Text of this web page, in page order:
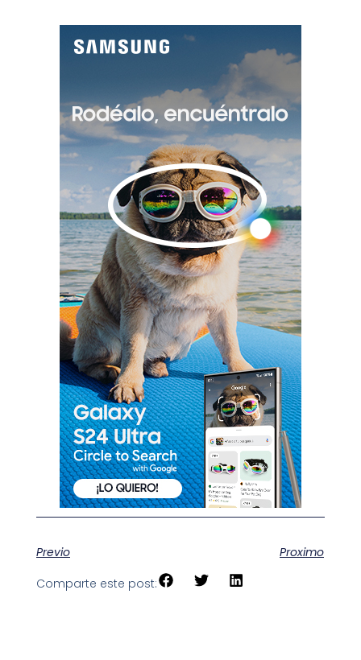
Previo
Proximo
Comparte este post: